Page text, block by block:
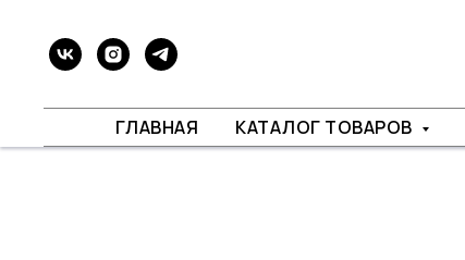
ГЛАВНАЯ КАТАЛОГ ТОВАРОВ